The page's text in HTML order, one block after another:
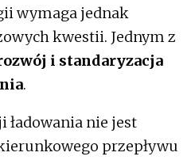
wymaga jednak
kwestii. Jednym z
i standaryzacja
.
ładowania nie jest
przepływu